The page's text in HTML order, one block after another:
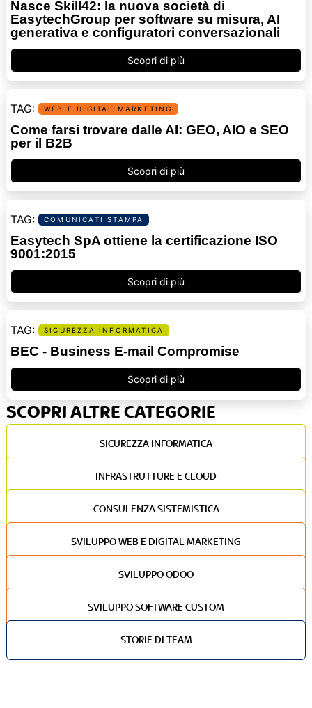
Nasce Skill42: la nuova società di
EasytechGroup per software su misura, AI
generativa e configuratori conversazionali
Scopri di più
WEB E DIGITAL MARKETING
Come farsi trovare dalle AI: GEO, AIO e SEO
per il B2B
Scopri di più
COMUNICATI STAMPA
Easytech SpA ottiene la certificazione ISO
9001:2015
Scopri di più
SICUREZZA INFORMATICA
BEC - Business E-mail Compromise
Scopri di più
SCOPRI ALTRE CATEGORIE
SICUREZZA INFORMATICA
INFRASTRUTTURE E CLOUD
CONSULENZA SISTEMISTICA
SVILUPPO WEB E DIGITAL MARKETING
SVILUPPO ODOO
SVILUPPO SOFTWARE CUSTOM
STORIE DI TEAM